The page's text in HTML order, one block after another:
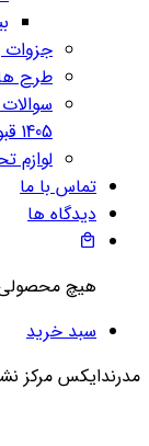
جزوات
طرح
1405 قبولی 100%
لوازم
تماس با ما
دیدگاه ها
هیچ
سبد خرید
مدرندایکس مرکز